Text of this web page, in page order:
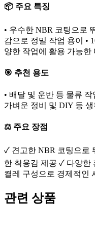
📦 주요 특징
• 우수한 NBR 코팅으로
감으로 정밀 작업 용이 •
양한 작업에 활용 가능한
🎯 추천 용도
• 배달 및 운반 등 물류
가벼운 정비 및 DIY 등 생
⚖️ 주요 장점
✓ 견고한 NBR 코팅으로
한 착용감 제공 ✓ 다양한
켤레 구성으로 경제적인
관련 상품